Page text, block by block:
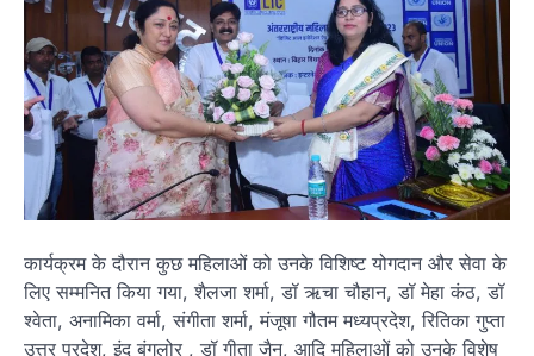
कार्यक्रम के दौरान कुछ महिलाओं को उनके विशिष्ट योगदान और सेवा के
लिए सम्मनित किया गया, शैलजा शर्मा, डॉ ऋचा चौहान, डॉ मेहा कंठ, डॉ
श्वेता, अनामिका वर्मा, संगीता शर्मा, मंजूषा गौतम मध्यप्रदेश, रितिका गुप्ता
उत्तर प्रदेश, इंदु बंगलोर , डॉ गीता जैन, आदि महिलाओं को उनके विशेष